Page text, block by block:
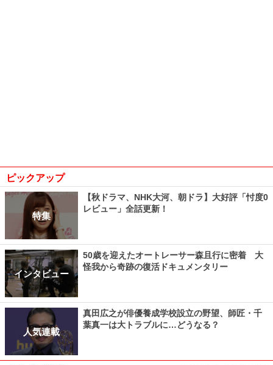
ピックアップ
特集
【秋ドラマ、NHK大河、朝ドラ】大好評「忖度0
レビュー」全話更新！
インタビュー
50歳を迎えたオートレーサー森且行に密着 大
怪我から奇跡の復活ドキュメンタリー
人気連載
真田広之が俳優養成学校設立の野望、師匠・千
葉真一は大トラブルに…どうなる？